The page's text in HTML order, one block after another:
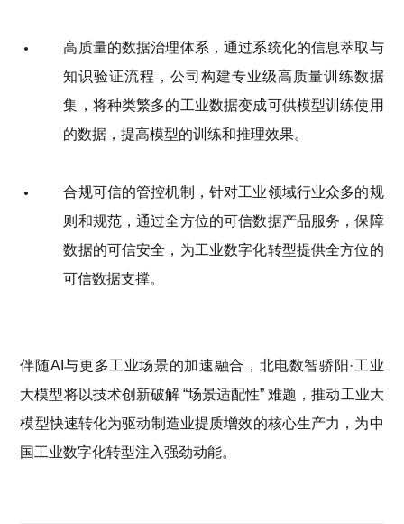
高质量的数据治理体系，通过系统化的信息萃取与
知识验证流程，公司构建专业级高质量训练数据
集，将种类繁多的工业数据变成可供模型训练使用
的数据，提高模型的训练和推理效果。
合规可信的管控机制，针对工业领域行业众多的规
则和规范，通过全方位的可信数据产品服务，保障
数据的可信安全，为工业数字化转型提供全方位的
可信数据支撑。
伴随AI 与更多工业场景的加速融合， 北电数智骄阳 ·工业
大模型将以技术创新破解 “场景适配性” 难题，推动工业大
模型快速转化为驱动制造业提质增效的核心生产力，为中
国工业数字化转型注入强劲动能。